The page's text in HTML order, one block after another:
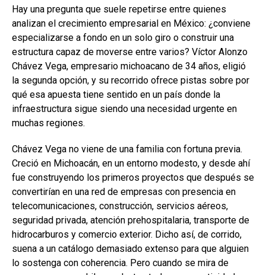
Hay una pregunta que suele repetirse entre quienes
analizan el crecimiento empresarial en México: ¿conviene
especializarse a fondo en un solo giro o construir una
estructura capaz de moverse entre varios? Víctor Alonzo
Chávez Vega, empresario michoacano de 34 años, eligió
la segunda opción, y su recorrido ofrece pistas sobre por
qué esa apuesta tiene sentido en un país donde la
infraestructura sigue siendo una necesidad urgente en
muchas regiones.
Chávez Vega no viene de una familia con fortuna previa.
Creció en Michoacán, en un entorno modesto, y desde ahí
fue construyendo los primeros proyectos que después se
convertirían en una red de empresas con presencia en
telecomunicaciones, construcción, servicios aéreos,
seguridad privada, atención prehospitalaria, transporte de
hidrocarburos y comercio exterior. Dicho así, de corrido,
suena a un catálogo demasiado extenso para que alguien
lo sostenga con coherencia. Pero cuando se mira de